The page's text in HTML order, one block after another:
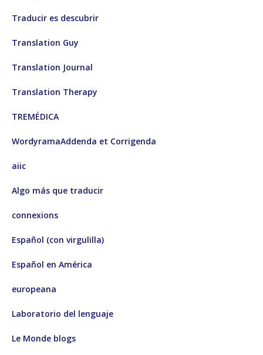
Traducir es descubrir
Translation Guy
Translation Journal
Translation Therapy
TREMÉDICA
WordyramaAddenda et Corrigenda
aiic
Algo más que traducir
connexions
Español (con virgulilla)
Español en América
europeana
Laboratorio del lenguaje
Le Monde blogs